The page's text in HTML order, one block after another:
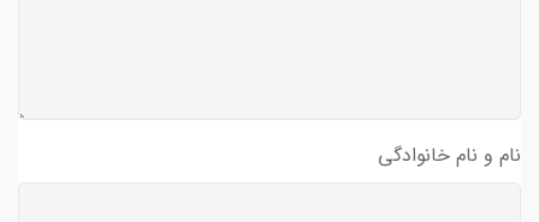
نام و نام خانوادگی